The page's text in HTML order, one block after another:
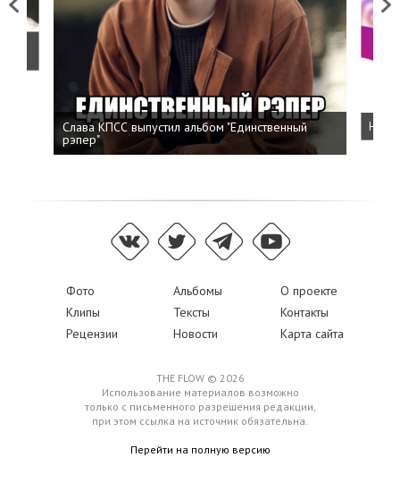
Previous
Слава КПСС выпустил альбом "Единственный
рэпер"
Next
Фото Альбомы
О проекте
Клипы
Тексты
Контакты
Рецензии
Новости Карта сайта
THE FLOW © 2026
Использование материалов возможно
только с письменного разрешения редакции,
при этом ссылка на источник обязательна.
Перейти на полную версию